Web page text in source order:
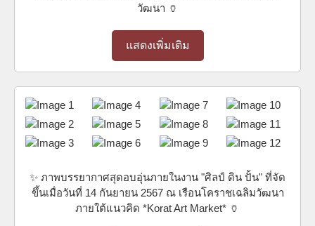
วัฒนา 🏺
แสดงเพิ่มเติม
✨ ภาพบรรยากาศสุดอบอุ่นภายในงาน "ศิลป์ ดิน ปั้น" ที่จัด
ขึ้นเมื่อวันที่ 14 กันยายน 2567 ณ เรือนโคราชเฉลิมวัฒนา
ภายใต้แนวคิด *Korat Art Market* 🏺